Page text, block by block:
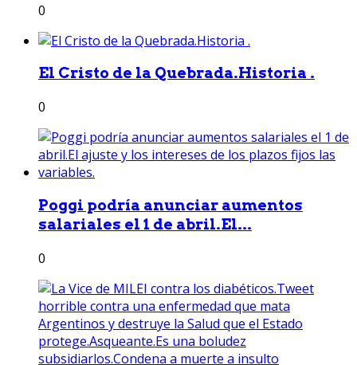
0
El Cristo de la Quebrada.Historia .
0
Poggi podría anunciar aumentos
salariales el 1 de abril.El...
0